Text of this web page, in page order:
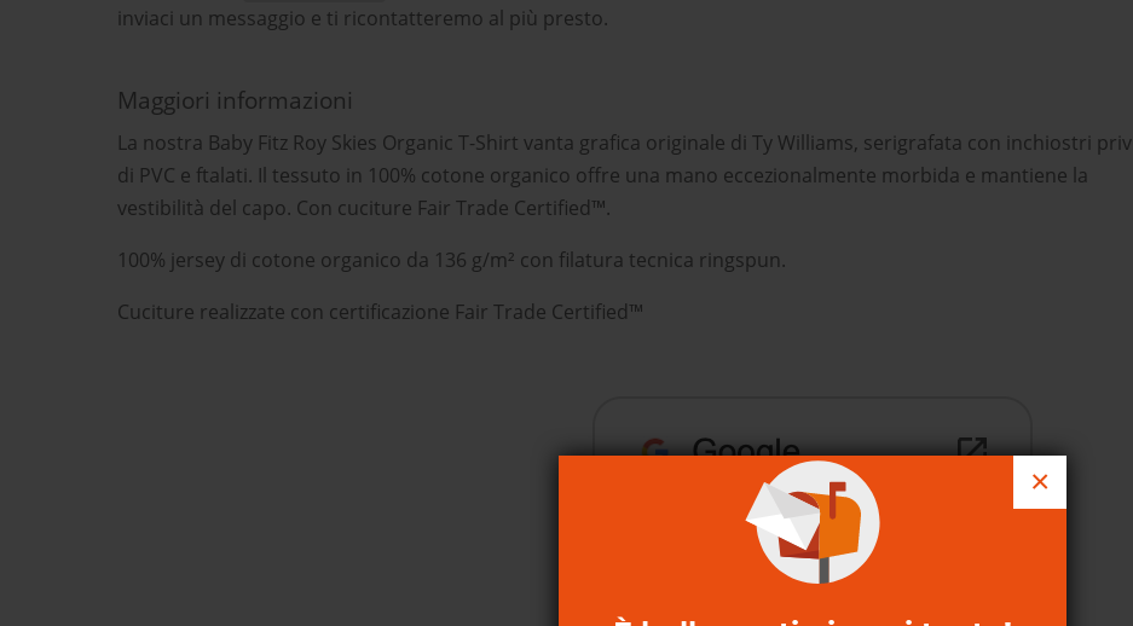
×
inviaci un messaggio e ti ricontatteremo al più presto.
Maggiori informazioni
La nostra Baby Fitz Roy Skies Organic T-Shirt vanta grafica originale di Ty Williams, serigrafata con inchiostri privi
di PVC e ftalati. Il tessuto in 100% cotone organico offre una mano eccezionalmente morbida e mantiene la
vestibilità del capo. Con cuciture Fair Trade Certified™.
100% jersey di cotone organico da 136 g/m² con filatura tecnica ringspun.
Cuciture realizzate con certificazione Fair Trade Certified™